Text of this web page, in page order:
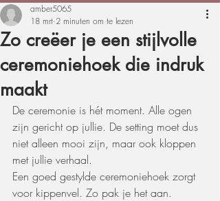
Zo creëer je een stijlvolle
ceremoniehoek die indruk
maakt
amber5065
18 mrt 2 minuten om te lezen
De ceremonie is hét moment. Alle ogen
zijn gericht op jullie. De setting moet dus
niet alleen mooi zijn, maar ook kloppen
met jullie verhaal.
Een goed gestylde ceremoniehoek zorgt
voor kippenvel. Zo pak je het aan.